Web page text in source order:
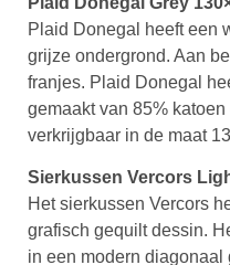
Plaid Donegal heeft een
grijze ondergrond. Aan
franjes. Plaid Donegal
gemaakt van 85%
verkrijgbaar in de maat
Sierkussen Vercors
Het sierkussen Vercors
grafisch gequilt dessin.
in een modern diagonaal